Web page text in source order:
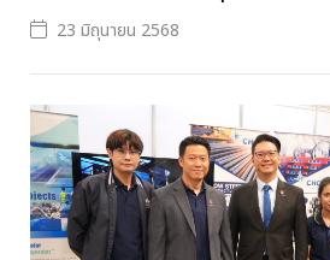
23 มิถุนายน 2568